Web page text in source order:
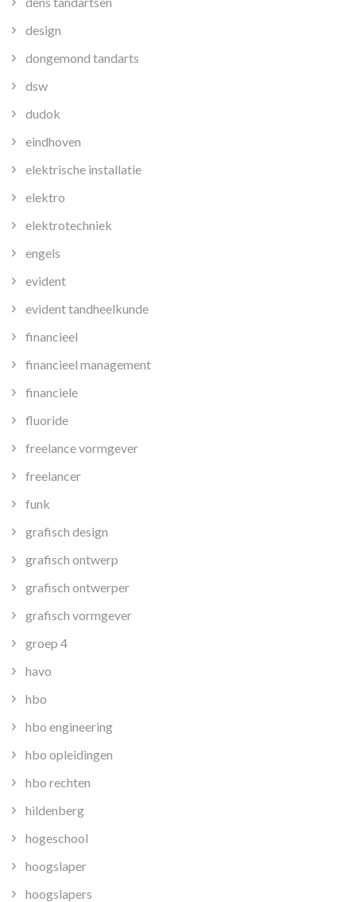
design
dongemond tandarts
dsw
dudok
eindhoven
elektrische installatie
elektro
elektrotechniek
engels
evident
evident tandheelkunde
financieel
financieel management
financiele
fluoride
freelance vormgever
freelancer
funk
grafisch design
grafisch ontwerp
grafisch ontwerper
grafisch vormgever
groep 4
havo
hbo
hbo engineering
hbo opleidingen
hbo rechten
hildenberg
hogeschool
hoogslaper
hoogslapers